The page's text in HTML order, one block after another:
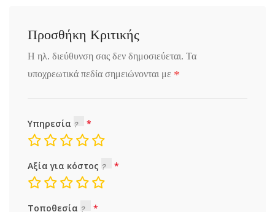
Προσθήκη Κριτικής
Η ηλ. διεύθυνση σας δεν δημοσιεύεται. Τα
υποχρεωτικά πεδία σημειώνονται με *
Υπηρεσία
Αξία για κόστος
Τοποθεσία